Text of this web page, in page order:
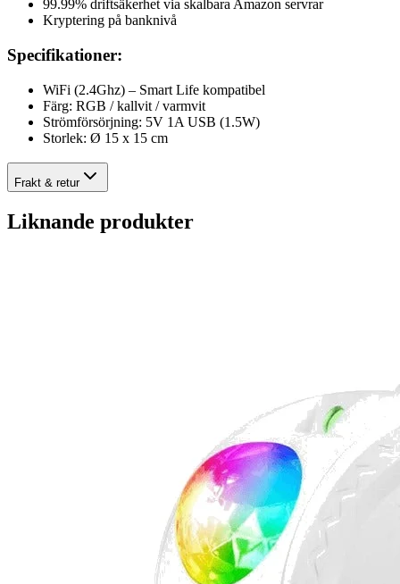
99.99% driftsäkerhet via skalbara Amazon servrar
Kryptering på banknivå
Specifikationer:
WiFi (2.4Ghz) – Smart Life kompatibel
Färg: RGB / kallvit / varmvit
Strömförsörjning: 5V 1A USB (1.5W)
Storlek: Ø 15 x 15 cm
Frakt & retur
Liknande produkter